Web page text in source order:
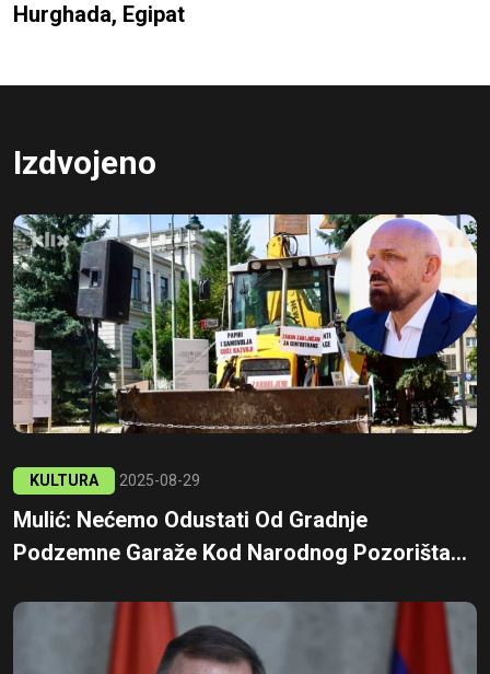
Hurghada, Egipat
Izdvojeno
KULTURA 2025-08-29
Mulić: Nećemo Odustati Od Gradnje
Podzemne Garaže Kod Narodnog Pozorišta...